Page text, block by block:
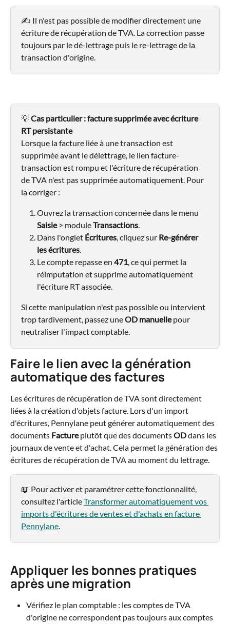
✍️ Il n'est pas possible de modifier directement une
écriture de récupération de TVA. La correction passe
toujours par le dé-lettrage puis le re-lettrage de la
transaction d'origine.
💡 Cas particulier : facture supprimée avec écriture
RT persistante
Lorsque la facture liée à une transaction est
supprimée avant le délettrage, le lien facture-
transaction est rompu et l'écriture de récupération
de TVA n'est pas supprimée automatiquement. Pour
la corriger :
Ouvrez la transaction concernée dans le menu
Saisie > module Transactions
Dans l'onglet Écritures , cliquez sur Re-générer
les écritures
Le compte repasse en 471 , ce qui permet la
réimputation et supprime automatiquement
l'écriture RT associée.
Si cette manipulation n'est pas possible ou intervient
trop tardivement, passez une OD manuelle pour
neutraliser l'impact comptable.
Faire le lien avec la génération
automatique des factures
Les écritures de récupération de TVA sont directement
liées à la création d'objets facture. Lors d'un import
d'écritures, Pennylane peut générer automatiquement des
documents Facture plutôt que des documents OD dans les
journaux de vente et d'achat. Cela permet la génération des
écritures de récupération de TVA au moment du lettrage.
📖 Pour activer et paramétrer cette fonctionnalité,
consultez l'article Transformer automatiquement vos
imports d'écritures de ventes et d'achats en facture
Pennylane
Appliquer les bonnes pratiques
après une migration
Vérifiez le plan comptable : les comptes de TVA
d'origine ne correspondent pas toujours aux comptes